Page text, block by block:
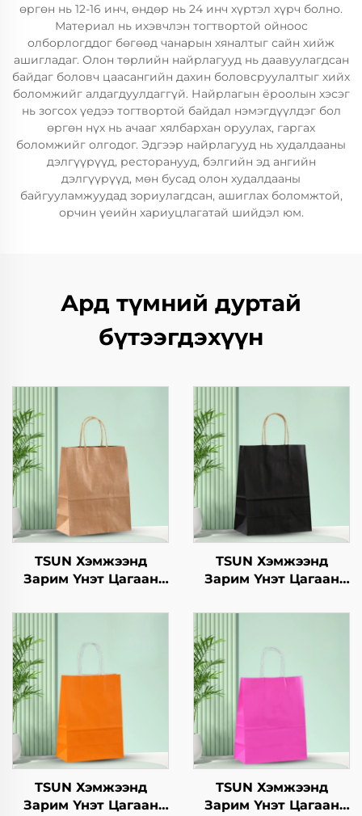
өргөн нь 12-16 инч, өндөр нь 24 инч хүртэл хүрч болно.
Материал нь ихэвчлэн тогтвортой ойноос
олборлогддог бөгөөд чанарын хяналтыг сайн хийж
ашигладаг. Олон төрлийн найрлагууд нь даавуулагдсан
байдаг боловч цаасангийн дахин боловсруулалтыг хийх
боломжийг алдагдуулдаггүй. Найрлагын ёроолын хэсэг
нь зогсох үедээ тогтвортой байдал нэмэгдүүлдэг бол
өргөн нүх нь ачааг хялбархан оруулах, гаргах
боломжийг олгодог. Эдгээр найрлагууд нь худалдааны
дэлгүүрүүд, ресторанууд, бэлгийн эд ангийн
дэлгүүрүүд, мөн бусад олон худалдааны
байгууламжуудад зориулагдсан, ашиглах боломжтой,
орчин үеийн хариуцлагатай шийдэл юм.
Ард түмний дуртай
бүтээгдэхүүн
TSUN Хэмжээнд
Зарим Үнэт Цагаан
Нэмэлт Ур чадвараар
Кристмасийн Хоолын
Пакинг Скрин Принт
TSUN Хэмжээнд
Зарим Үнэт Цагаан
Нэмэлт Ур чадвараар
Кристмасийн Хоолын
Пакинг Скрин Принт
TSUN Хэмжээнд
Зарим Үнэт Цагаан
TSUN Хэмжээнд
Зарим Үнэт Цагаан